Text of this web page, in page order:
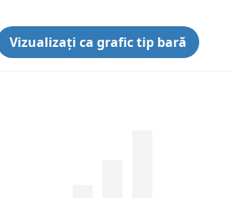
Vizualizați ca grafic tip bară